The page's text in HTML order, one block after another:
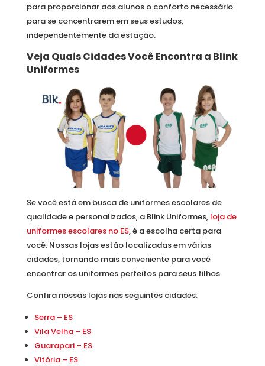
para proporcionar aos alunos o conforto necessário
para se concentrarem em seus estudos,
independentemente da estação.
Veja Quais Cidades Você Encontra a Blink
Uniformes
Se você está em busca de uniformes escolares de
qualidade e personalizados, a Blink Uniformes, loja de
uniformes escolares no ES, é a escolha certa para
você. Nossas lojas estão localizadas em várias
cidades, tornando mais conveniente para você
encontrar os uniformes perfeitos para seus filhos.
Confira nossas lojas nas seguintes cidades:
Serra – ES
Vila Velha – ES
Guarapari – ES
Vitória – ES